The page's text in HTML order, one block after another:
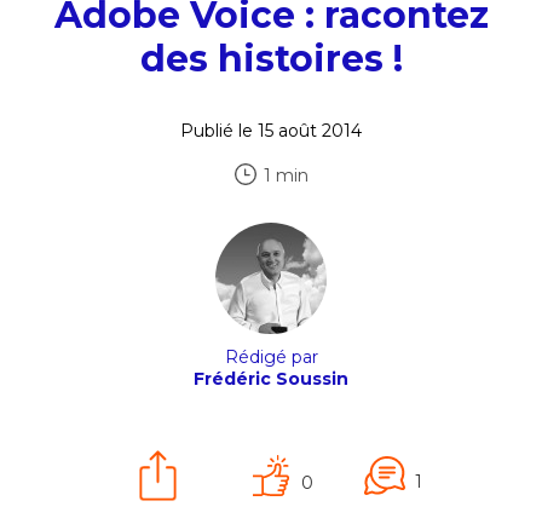
Adobe Voice : racontez
des histoires !
Publié le 15 août 2014
1 min
Rédigé par
Frédéric Soussin
0 1